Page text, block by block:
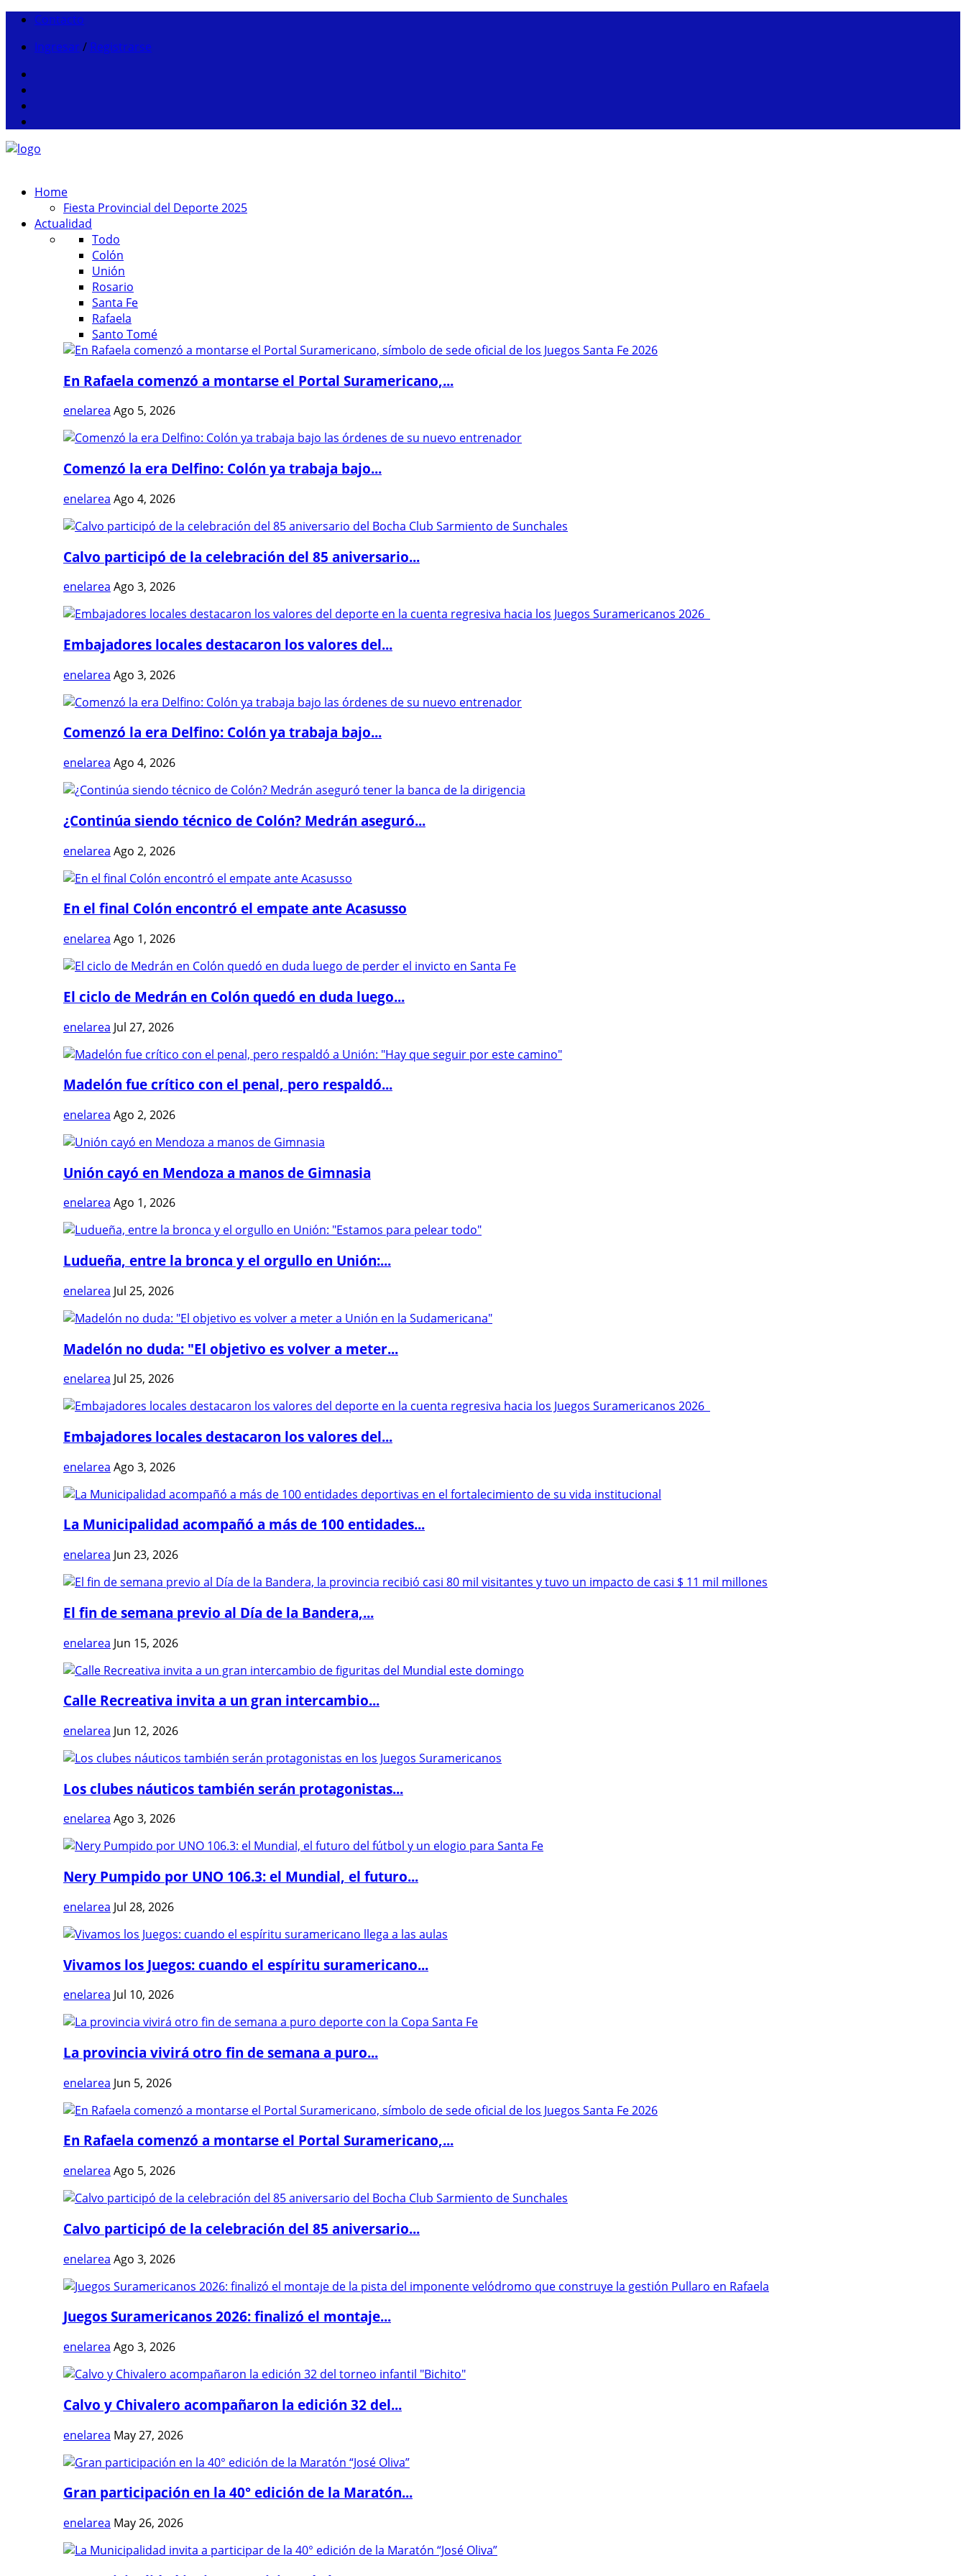
Contacto
Ingresar / Registrarse
Home
Fiesta Provincial del Deporte 2025
Actualidad
Todo
Colón
Unión
Rosario
Santa Fe
Rafaela
Santo Tomé
En Rafaela comenzó a montarse el Portal Suramericano,...
enelarea Ago 5, 2026
Comenzó la era Delfino: Colón ya trabaja bajo...
enelarea Ago 4, 2026
Calvo participó de la celebración del 85 aniversario...
enelarea Ago 3, 2026
Embajadores locales destacaron los valores del...
enelarea Ago 3, 2026
Comenzó la era Delfino: Colón ya trabaja bajo...
enelarea Ago 4, 2026
¿Continúa siendo técnico de Colón? Medrán aseguró...
enelarea Ago 2, 2026
En el final Colón encontró el empate ante Acasusso
enelarea Ago 1, 2026
El ciclo de Medrán en Colón quedó en duda luego...
enelarea Jul 27, 2026
Madelón fue crítico con el penal, pero respaldó...
enelarea Ago 2, 2026
Unión cayó en Mendoza a manos de Gimnasia
enelarea Ago 1, 2026
Ludueña, entre la bronca y el orgullo en Unión:...
enelarea Jul 25, 2026
Madelón no duda: "El objetivo es volver a meter...
enelarea Jul 25, 2026
Embajadores locales destacaron los valores del...
enelarea Ago 3, 2026
La Municipalidad acompañó a más de 100 entidades...
enelarea Jun 23, 2026
El fin de semana previo al Día de la Bandera,...
enelarea Jun 15, 2026
Calle Recreativa invita a un gran intercambio...
enelarea Jun 12, 2026
Los clubes náuticos también serán protagonistas...
enelarea Ago 3, 2026
Nery Pumpido por UNO 106.3: el Mundial, el futuro...
enelarea Jul 28, 2026
Vivamos los Juegos: cuando el espíritu suramericano...
enelarea Jul 10, 2026
La provincia vivirá otro fin de semana a puro...
enelarea Jun 5, 2026
En Rafaela comenzó a montarse el Portal Suramericano,...
enelarea Ago 5, 2026
Calvo participó de la celebración del 85 aniversario...
enelarea Ago 3, 2026
Juegos Suramericanos 2026: finalizó el montaje...
enelarea Ago 3, 2026
Calvo y Chivalero acompañaron la edición 32 del...
enelarea May 27, 2026
Gran participación en la 40° edición de la Maratón...
enelarea May 26, 2026